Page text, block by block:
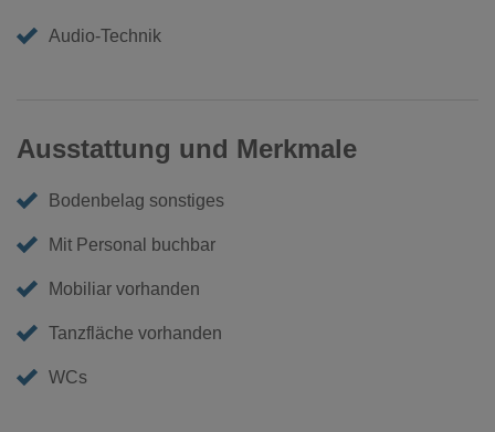
Audio-Technik
Ausstattung und Merkmale
Bodenbelag sonstiges
Mit Personal buchbar
Mobiliar vorhanden
Tanzfläche vorhanden
WCs